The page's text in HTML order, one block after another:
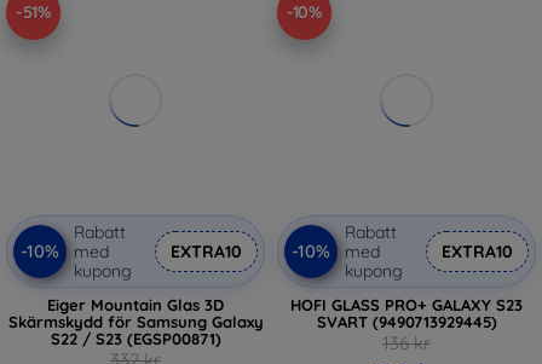
-51%
-10%
Rabatt
med
kupong
EXTRA10
Eiger Mountain Glas 3D
Skärmskydd för Samsung Galaxy
S22 / S23 (EGSP00871)
332 kr
-10%
-10%
Rabatt
med
kupong
EXTRA10
HOFI GLASS PRO+ GALAXY S23
SVART (9490713929445)
136 kr